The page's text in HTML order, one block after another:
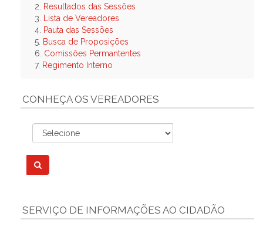
2.
Resultados das Sessões
3.
Lista de Vereadores
4. Pauta das Sessões
5. Busca de Proposições
6. Comissões Permantentes
7. Regimento Interno
CONHEÇA OS VEREADORES
SERVIÇO DE INFORMAÇÕES AO CIDADÃO